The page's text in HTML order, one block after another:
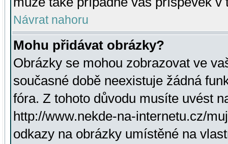
Návrat nahoru
Mohu přidávat obrázky?
Obrázky se mohou zobrazovat ve
současné době neexistuje žádná
fóra. Z tohoto důvodu musíte uvést
http://www.nekde-na-internetu.cz/
odkazy na obrázky umístěné na